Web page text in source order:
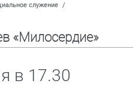
служение /
«Милосердие»
в 17.30